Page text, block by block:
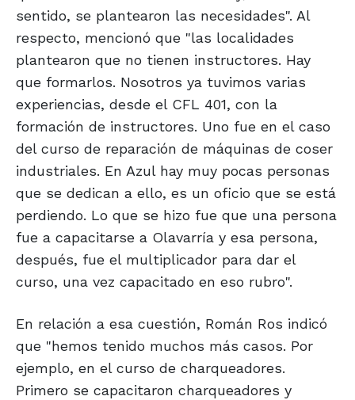
sentido, se plantearon las necesidades". Al
respecto, mencionó que "las localidades
plantearon que no tienen instructores. Hay
que formarlos. Nosotros ya tuvimos varias
experiencias, desde el CFL 401, con la
formación de instructores. Uno fue en el caso
del curso de reparación de máquinas de coser
industriales. En Azul hay muy pocas personas
que se dedican a ello, es un oficio que se está
perdiendo. Lo que se hizo fue que una persona
fue a capacitarse a Olavarría y esa persona,
después, fue el multiplicador para dar el
curso, una vez capacitado en eso rubro".
En relación a esa cuestión, Román Ros indicó
que "hemos tenido muchos más casos. Por
ejemplo, en el curso de charqueadores.
Primero se capacitaron charqueadores y